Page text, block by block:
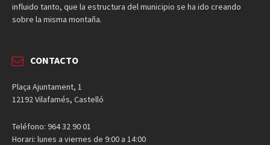
influido tanto, que la estructura del municipio se ha ido creando
sobre la misma montaña.
CONTACTO
Plaça Ajuntament, 1
12192 Vilafamés, Castelló
Teléfono: 964 32 90 01
Horari: lunes a viernes de 9:00 a 14:00